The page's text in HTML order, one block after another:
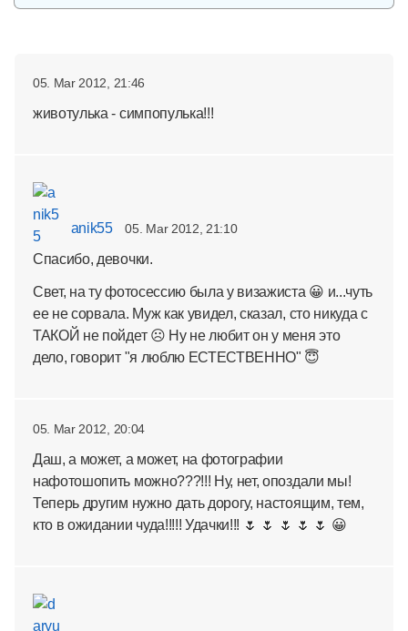
05. Mar 2012, 21:46
животулька - симпопулька!!!
anik55 05. Mar 2012, 21:10
Спасибо, девочки.
Свет, на ту фотосессию была у визажиста 😀 и...чуть
ее не сорвала. Муж как увидел, сказал, сто никуда с
ТАКОЙ не пойдет ☹ Ну не любит он у меня это
дело, говорит "я люблю ЕСТЕСТВЕННО" 😇
05. Mar 2012, 20:04
Даш, а может, а может, на фотографии
нафотошопить можно???!!! Ну, нет, опоздали мы!
Теперь другим нужно дать дорогу, настоящим, тем,
кто в ожидании чуда!!!!! Удачки!!! 🌷 🌷 🌷 🌷 🌷 😀